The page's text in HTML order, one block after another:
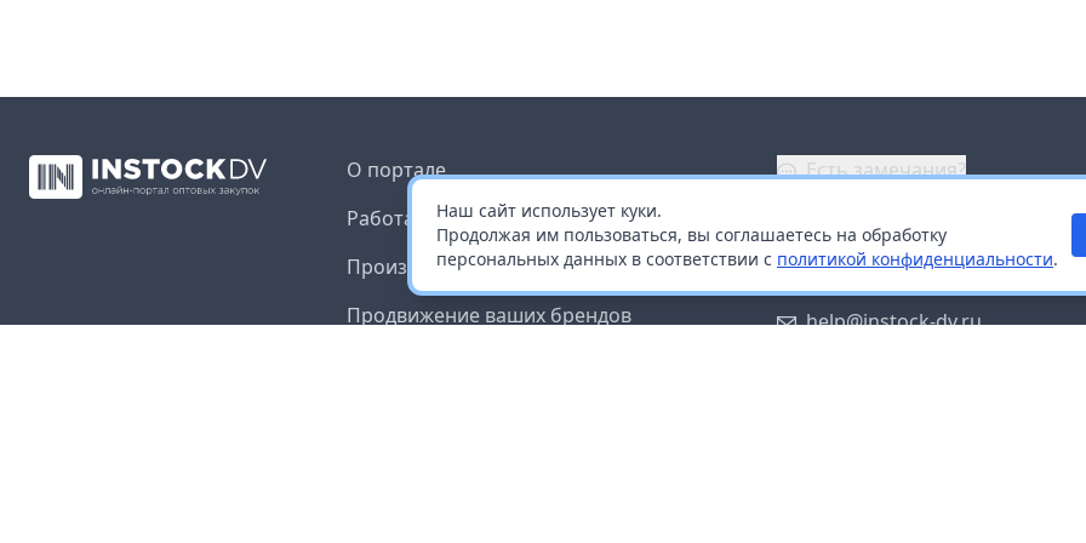
Наш сайт использует куки.
Продолжая им пользоваться, вы соглашаетесь на обработку
персональных данных в соответствии с политикой конфиденциальности.
О портале
Работа с платформой
Производителям и дистрибьюторам
Продвижение ваших брендов
Есть замечания?
Заказать звонок
help@instock-dv.ru